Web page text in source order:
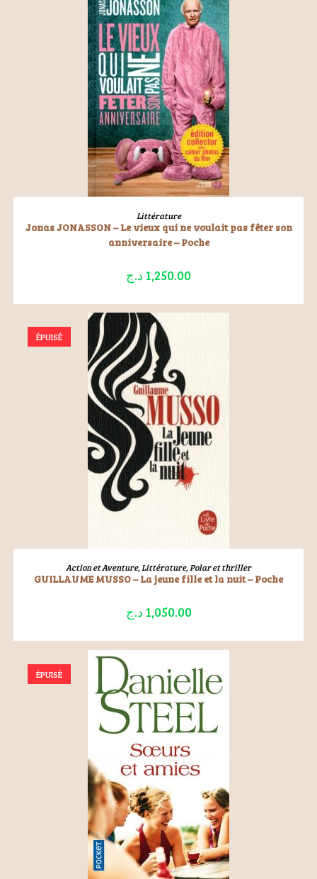
LIRE LA SUITE
Littérature
Jonas JONASSON – Le vieux qui ne voulait pas fêter son
anniversaire – Poche
1,250.00 د.ج
ÉPUISÉ
LIRE LA SUITE
Action et Aventure,Littérature,Polar et thriller
GUILLAUME MUSSO – La jeune fille et la nuit – Poche
1,050.00 د.ج
ÉPUISÉ